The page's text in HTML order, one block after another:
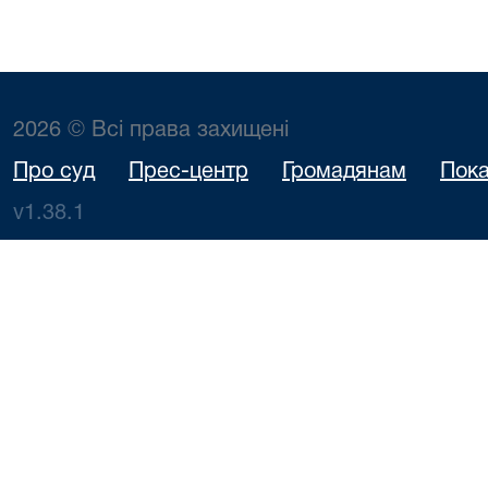
2026 © Всі права захищені
Про суд Прес-центр Громадянам
v1.38.1